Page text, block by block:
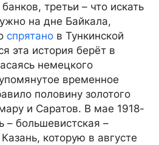
третьи – что искать
на дне Байкала,
спрятано в Тункинской
эта история берёт в
немецкого
временное
половину золотого
и Саратов. В мае 1918-
– большевистская –
которую в августе